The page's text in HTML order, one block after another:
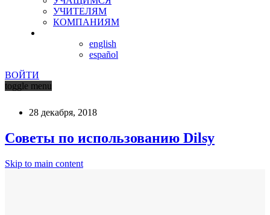
УЧИТЕЛЯМ
КОМПАНИЯМ
english
español
ВОЙТИ
toggle menu
28 декабря, 2018
Советы по использованию Dilsy
Skip to main content